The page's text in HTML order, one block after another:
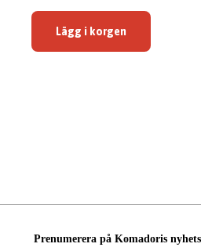
Lägg i korgen
Prenumerera på Komadoris